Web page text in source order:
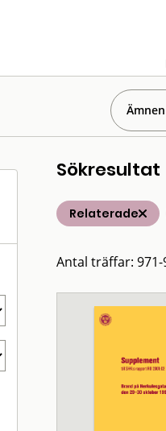
Ämnen
Sökresultat
Relaterade
Antal träffar: 971-